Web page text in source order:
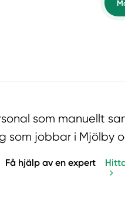
som manuellt
som jobbar i Mjölby
Få hjälp av en expert